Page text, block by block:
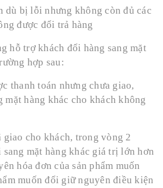
dù bị lỗi nhưng không còn đủ các
được đổi trả hàng
hỗ trợ khách đổi hàng sang mặt
hợp sau:
thanh toán nhưng chưa giao,
mặt hàng khác cho khách không
giao cho khách, trong vòng 2
mặt hàng khác giá trị lớn hơn
hóa đơn của sản phẩm muốn
muốn đổi giữ nguyên điều kiện